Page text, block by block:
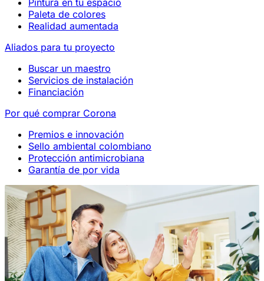
Pintura en tu espacio
Paleta de colores
Realidad aumentada
Aliados para tu proyecto
Buscar un maestro
Servicios de instalación
Financiación
Por qué comprar Corona
Premios e innovación
Sello ambiental colombiano
Protección antimicrobiana
Garantía de por vida